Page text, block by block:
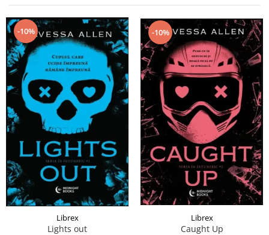
Manuale și Dicționare
Medicină și Sănătate
Practic. Casă și Grădina
Psihologie
Religie
Spiritualitate
Știință și Tehnologie
Științe Politice
Științe Sociale si Umaniste
-10%
Librex
Lights out
-10%
Librex
Caught Up